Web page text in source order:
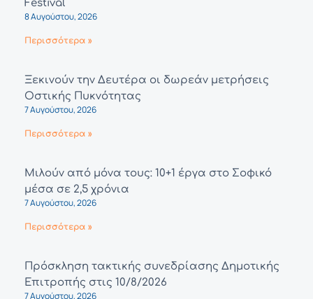
Festival
8 Αυγούστου, 2026
Περισσότερα »
Ξεκινούν την Δευτέρα οι δωρεάν μετρήσεις
Οστικής Πυκνότητας
7 Αυγούστου, 2026
Περισσότερα »
Μιλούν από μόνα τους: 10+1 έργα στο Σοφικό
μέσα σε 2,5 χρόνια
7 Αυγούστου, 2026
Περισσότερα »
Πρόσκληση τακτικής συνεδρίασης Δημοτικής
Επιτροπής στις 10/8/2026
7 Αυγούστου, 2026